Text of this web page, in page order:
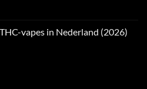
vapes in Nederland (2026)